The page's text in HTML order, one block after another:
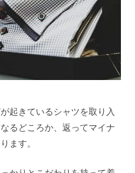
起きているシャツを取り入
るどころか、返ってマイナ
ます。